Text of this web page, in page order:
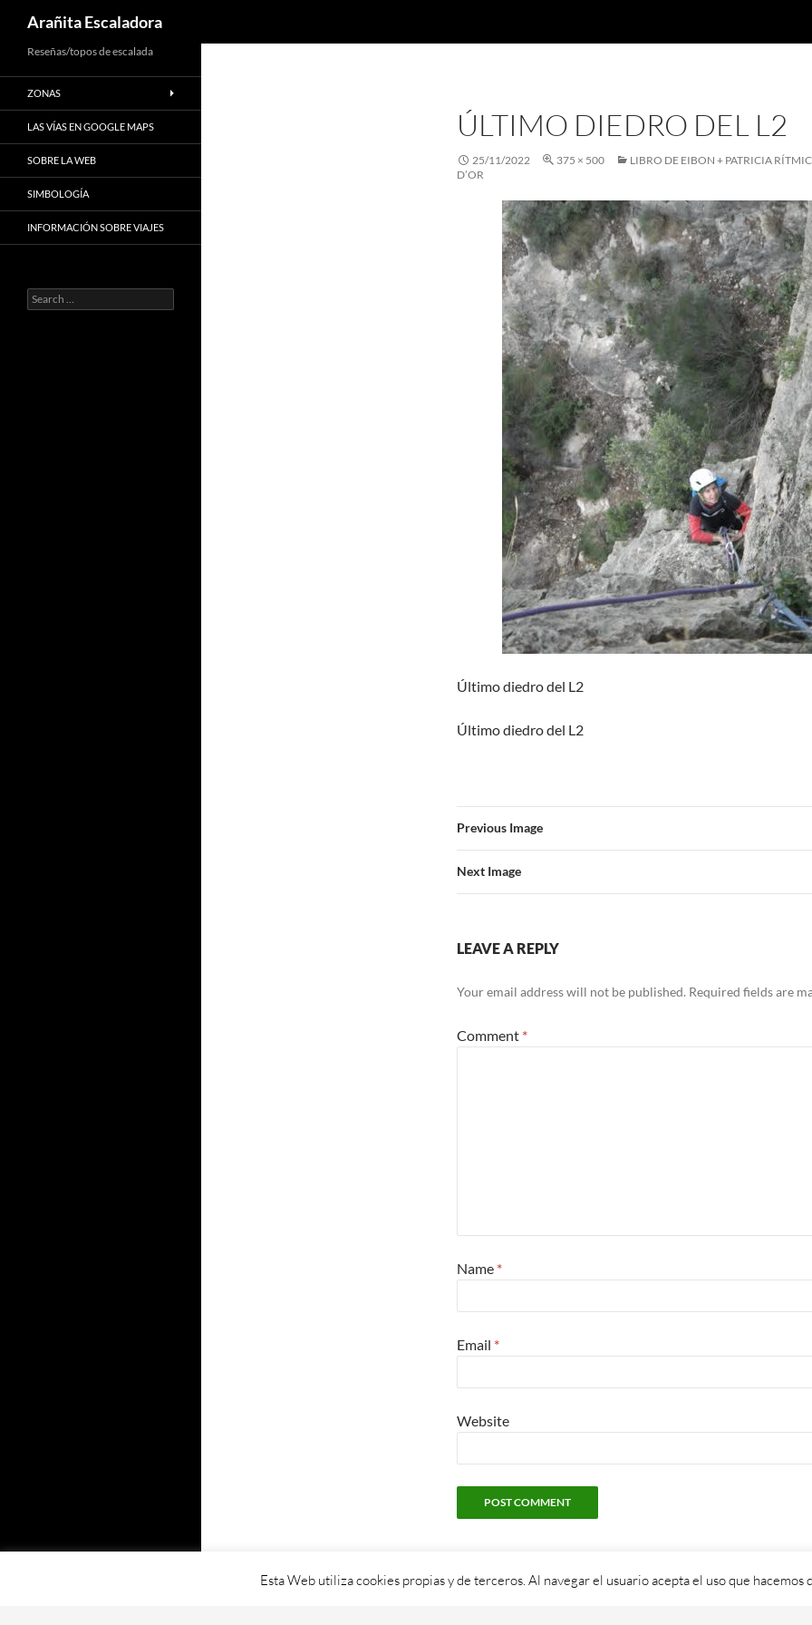
to
content
Arañita Escaladora
ÚLTIMO DIEDRO DEL L2
25/11/2022 375 × 500
LIBRO DE EIBON + PATRICIA
D’OR
Último diedro del L2
Último diedro del L2
Previous Image
Next Image
LEAVE A REPLY
Your email address will not be published. Required fields are
Comment *
Name *
Email *
Website
Reseñas/topos de escalada
ZONAS
LAS VÍAS EN GOOGLE MAPS
SOBRE LA WEB
SIMBOLOGÍA
INFORMACIÓN SOBRE VIAJES
Search
for:
Esta Web utiliza cookies propias y de terceros. Al navegar el usuario acepta el uso que hacemos